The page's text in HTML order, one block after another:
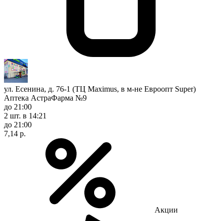
ул. Есенина, д. 76-1 (ТЦ Maximus, в м-не Евроопт Super)
Аптека АстраФарма №9
до 21:00
2 шт. в 14:21
до 21:00
7,14 р.
Акции